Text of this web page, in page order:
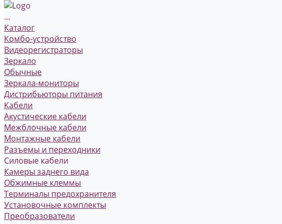
...
Каталог
Комбо-устройство
Видеорегистраторы
Зеркало
Обычные
Зеркала-мониторы
Дистрибьюторы питания
Кабели
Акустические кабели
Межблочные кабели
Монтажные кабели
Разъемы и переходники
Силовые кабели
Камеры заднего вида
Обжимные клеммы
Терминалы предохранителя
Установочные комплекты
Преобразователи